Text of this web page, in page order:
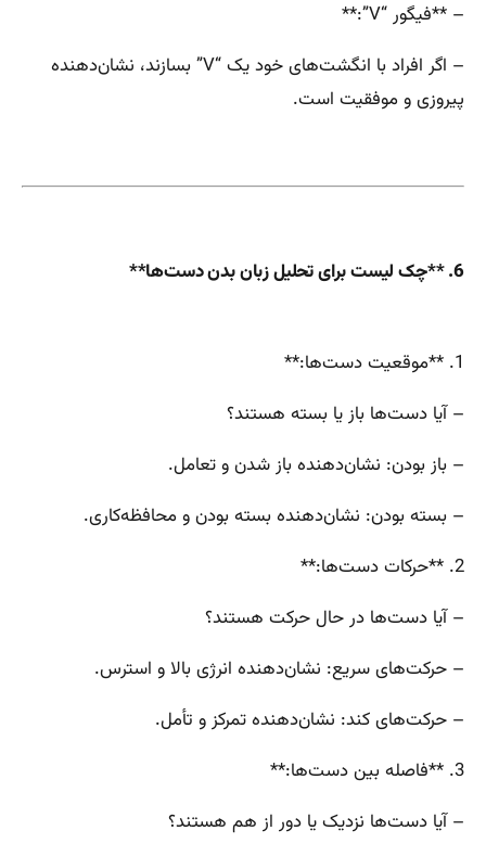
– **فیگور “V”:**
– اگر افراد با انگشت‌های خود یک “V” بسازند، نشان‌دهنده
پیروزی و موفقیت است.
6. **چک لیست برای تحلیل زبان بدن دست‌ها**
1. **موقعیت دست‌ها:**
– آیا دست‌ها باز یا بسته هستند؟
– باز بودن: نشان‌دهنده باز شدن و تعامل.
– بسته بودن: نشان‌دهنده بسته بودن و محافظه‌کاری.
2. **حرکات دست‌ها:**
– آیا دست‌ها در حال حرکت هستند؟
– حرکت‌های سریع: نشان‌دهنده انرژی بالا و استرس.
– حرکت‌های کند: نشان‌دهنده تمرکز و تأمل.
3. **فاصله بین دست‌ها:**
– آیا دست‌ها نزدیک یا دور از هم هستند؟